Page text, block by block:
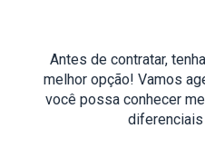
Antes de contratar,
melhor opção! Vamos
você possa conhecer